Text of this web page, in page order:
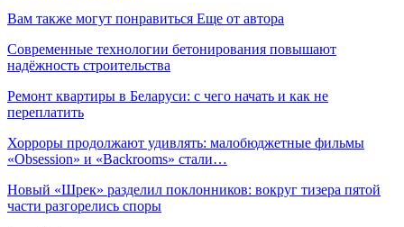
Вам также могут понравиться Еще от автора
Современные технологии бетонирования повышают
надёжность строительства
Ремонт квартиры в Беларуси: с чего начать и как не
переплатить
Хорроры продолжают удивлять: малобюджетные фильмы
«Obsession» и «Backrooms» стали…
Новый «Шрек» разделил поклонников: вокруг тизера пятой
части разгорелись споры